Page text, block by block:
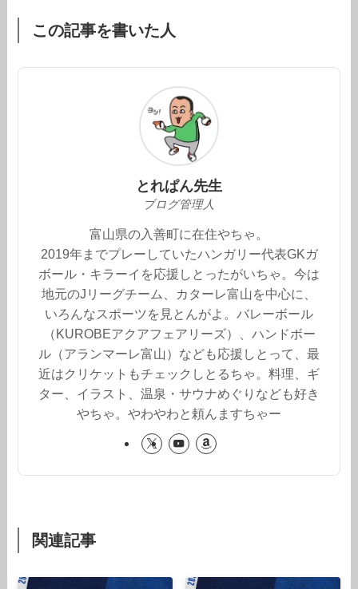
この記事を書いた人
とれぱん先生
ブログ管理人
富山県の入善町に在住やちゃ。
2019年までプレーしていたハンガリー代表GKガ
ボール・キラーイを応援しとったがいちゃ。今は
地元のJリーグチーム、カターレ富山を中心に、
いろんなスポーツを見とんがよ。バレーボール
（KUROBEアクアフェアリーズ）、ハンドボー
ル（アランマーレ富山）なども応援しとって、最
近はクリケットもチェックしとるちゃ。料理、ギ
ター、イラスト、温泉・サウナめぐりなども好き
やちゃ。やわやわと頼んますちゃー
関連記事